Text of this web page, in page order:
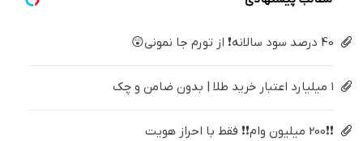
40 درصد سود سالانه❗ از تورم جا نمونی😲
۱ میلیارد اعتبار خرید طلا | بدون ضامن و چک
❗❗200 میلیون وام❗❗ فقط با احراز هویت